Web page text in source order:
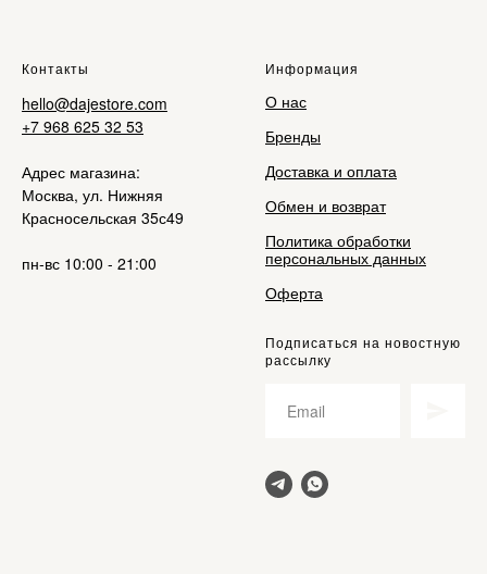
Контакты
hello@dajestore.com
+7 968 625 32 53
Адрес магазина:
Москва, ул. Нижняя
Красносельская 35с49
пн-вс 10:00 - 21:00
Информация
О нас
Бренды
Доставка и оплата
Обмен и возврат
Политика обработки
персональных данных
Оферта
Подписаться на новостную
рассылку